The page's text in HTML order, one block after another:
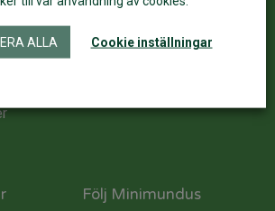
Logga in
Följ Minimundus
ALLA Cookie inställningar